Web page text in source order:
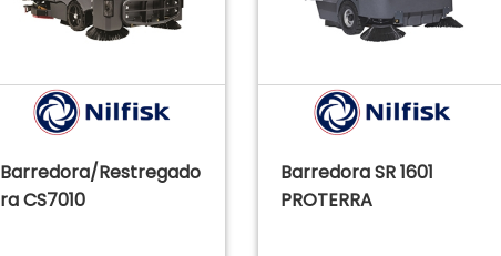
Barredora/Restregado
ra CS7010
Barredora SR 1601
PROTERRA